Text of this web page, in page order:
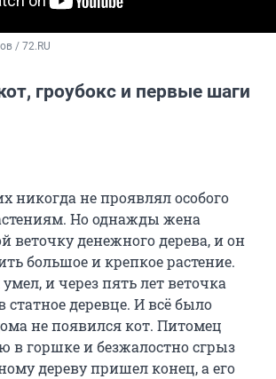
/ 72.RU
гроубокс и первые шаги
никогда не проявлял особого
Но однажды жена
веточку денежного дерева, и он
большое и крепкое растение.
и через пять лет веточка
статное деревце. И всё было
не появился кот. Питомец
в горшке и безжалостно сгрыз
дереву пришел конец, а его